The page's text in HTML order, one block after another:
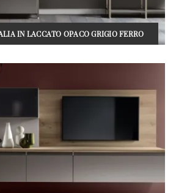
IN LACCATO OPACO GRIGIO FERRO